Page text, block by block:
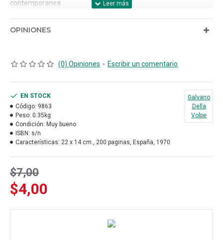
contemporanea
OPINIONES
(0) Opiniones - Escribir un comentario
$7,00
$4,00
EN STOCK
Código: 9863
Peso: 0.35kg
Condición: Muy bueno
ISBN: s/n
Características: 22 x 14 cm., 200 paginas, España, 1970
Galvano
Della
Volpe